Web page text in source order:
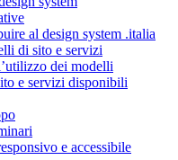
al design system .italia
di sito e servizi
dei modelli
e servizi disponibili
e accessibile